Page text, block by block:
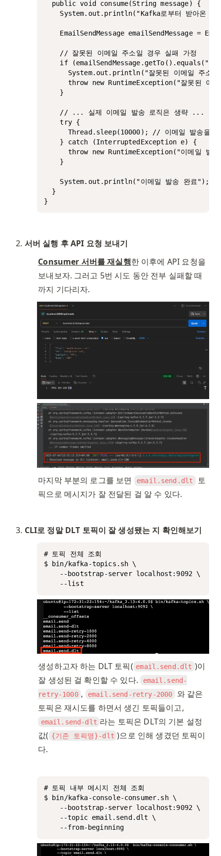
  public void consume(String message) {
System.out.println("Kafka로부터 받아온
EmailSendMessage emailSendMessage =
    // 잘못된 이메일 주소일 경우 실패 가정
if
System.out.println("잘못된 이메일 주소로
throw new RuntimeException("잘못된 이메
    }
    // ... 실제 이메일 발송 로직은 생략 ...
    try {
Thread.sleep(10000); // 이메일 발송을 하
    } catch (InterruptedException e) {
throw new RuntimeException("이메일 발송
    }
    System.out.println("이메일 발송 완료");
  }
서버 실행 후 API 요청 보내기
Consumer 서버를 재실행한 이후에 API 요청을
보내보자. 그러고 5번 시도 동안 전부 실패할 때
까지 기다리자.
마지막 부분의 로그를 보면 email.send.dlt
토
픽으로 메시지가 잘 전달된 걸 알 수 있다.
CLI로 정말 DLT 토픽이 잘 생성됐는 지 확인해보기
# 토픽 전체 조회
$ bin/kafka-topics.sh \
	--list
생성하고자 하는 DLT 토픽( email.send.dlt )이
잘 생성된 걸 확인할 수 있다.
email.send-
retry-1000 , email.send-retry-2000
와 같은
email.send-dlt 라는 토픽은 DLT의 기본 설정
값( {기존 토픽명}-dlt )으로 인해 생겼던 토픽이
다.
# 토픽 내부 메시지 전체 조회
$ bin/kafka-console-consumer.sh \
	--from-beginning